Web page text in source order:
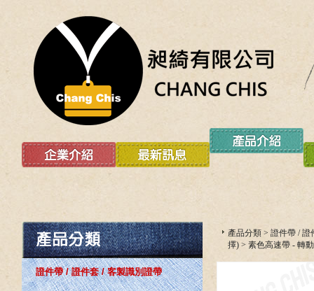
證件帶 / 證件套 / 客製識別證帶
產品分類 > 證件帶 / 證
擇) > 素色高速帶 - 轉